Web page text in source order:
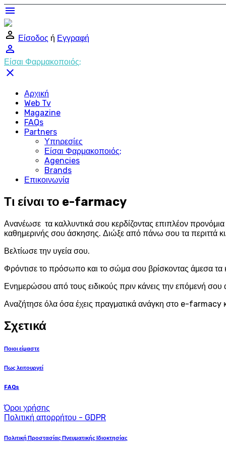
menu
perm_identity Είσοδος ή Εγγραφή
perm_identity
Είσαι Φαρμακοποιός;
close
Αρχική
Web Tv
Magazine
FAQs
Partners
Υπηρεσίες
Είσαι Φαρμακοποιός;
Agencies
Brands
Επικοινωνία
Τι είναι το e-farmacy
Ανανέωσε τα καλλυντικά σου κερδίζοντας επιπλέον
καθημερινής σου άσκησης. Διώξε από πάνω σου τα περιττά
Βελτίωσε την υγεία σου.
Φρόντισε το πρόσωπο και το σώμα σου βρίσκοντας άμεσα τα
Ενημερώσου από τους ειδικούς πριν κάνεις την επόμενή
Αναζήτησε όλα όσα έχεις πραγματικά ανάγκη στο e-farmacy
Σχετικά
Ποιοι είμαστε
Πως λειτουργεί
FAQs
Όροι χρήσης
Πολιτική απορρήτου - GDPR
Πολιτική Προστασίας Πνευματικής Ιδιοκτησίας